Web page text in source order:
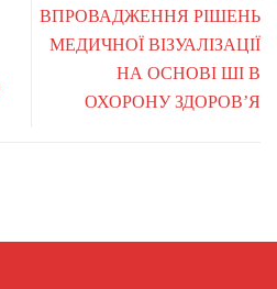
ВПРОВАДЖЕННЯ РІШЕНЬ
МЕДИЧНОЇ ВІЗУАЛІЗАЦІЇ
НА ОСНОВІ ШІ В
ОХОРОНУ ЗДОРОВ’Я